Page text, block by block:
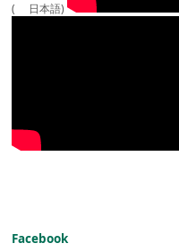
( 日本語)
Facebook